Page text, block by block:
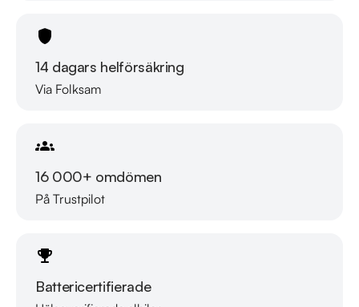
14 dagars helförsäkring
Via Folksam
16 000+ omdömen
På Trustpilot
Battericertifierade